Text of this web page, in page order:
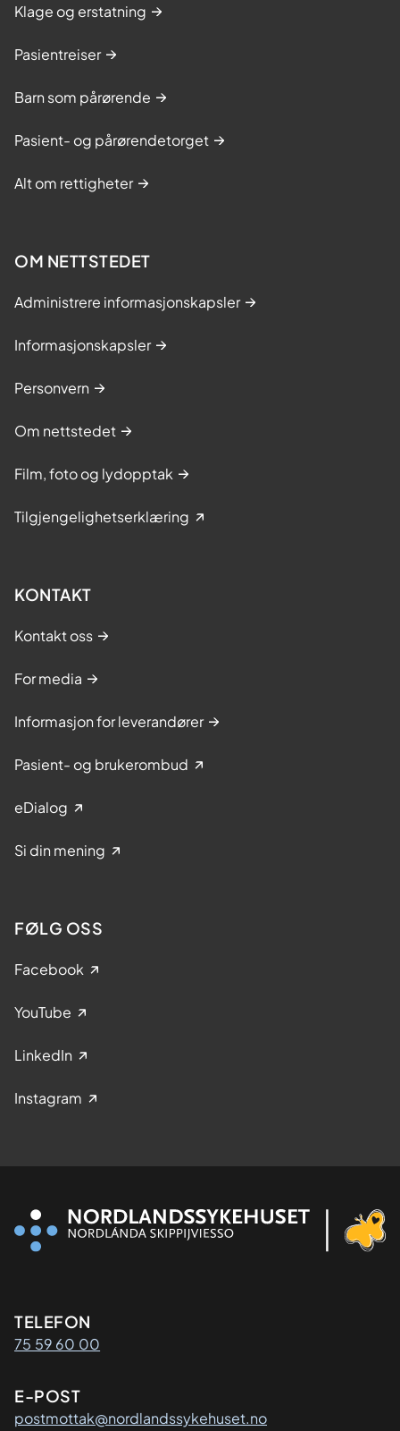
Klage og erstatning
Pasientreiser
Barn som pårørende
Pasient- og pårørendetorget
Alt om rettigheter
OM NETTSTEDET
Administrere informasjonskapsler
Informasjonskapsler
Personvern
Om nettstedet
Film, foto og lydopptak
Tilgjengelighetserklæring
KONTAKT
Kontakt oss
For media
Informasjon for leverandører
Pasient- og brukerombud
eDialog
Si din mening
FØLG OSS
Facebook
YouTube
LinkedIn
Instagram
Kontaktinformasjon
TELEFON
75 59 60 00
E-POST
postmottak@nordlandssykehuset.no